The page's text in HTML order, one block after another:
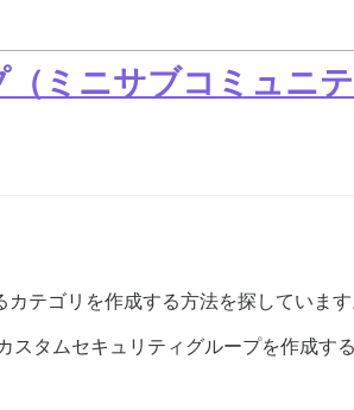
ミニサブコミュニ
テゴリを作成する方法を探しています
タムセキュリティグループを作成する